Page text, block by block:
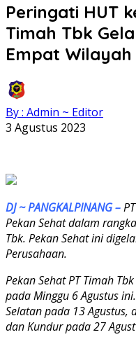
Peringati HUT
Timah Tbk
Empat Wilayah
By : Admin ~ Editor
3 Agustus 2023
DJ ~ PANGKALPINANG –
Pekan Sehat dalam
Tbk. Pekan Sehat ini
Perusahaan.
Pekan Sehat PT Timah
pada Minggu 6 Agustus
Selatan pada 13 Agustus,
dan Kundur pada 27